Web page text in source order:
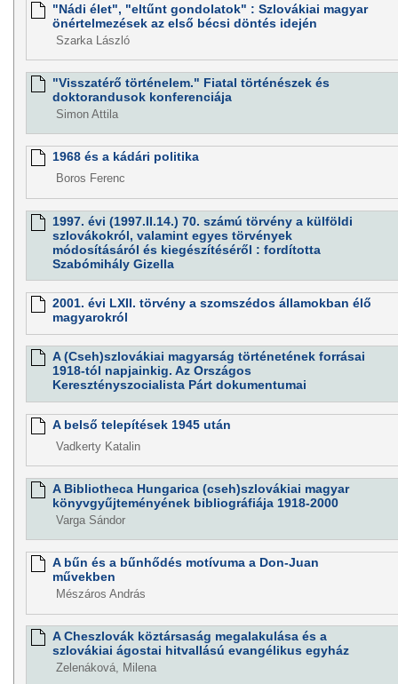
"Nádi élet", "eltűnt gondolatok" : Szlovákiai magyar
önértelmezések az első bécsi döntés idején
Szarka László
"Visszatérő történelem." Fiatal történészek és
doktorandusok konferenciája
Simon Attila
1968 és a kádári politika
Boros Ferenc
1997. évi (1997.II.14.) 70. számú törvény a külföldi
szlovákokról, valamint egyes törvények
módosításáról és kiegészítéséről : fordította
Szabómihály Gizella
2001. évi LXII. törvény a szomszédos államokban élő
magyarokról
A (Cseh)szlovákiai magyarság történetének forrásai
1918-tól napjainkig. Az Országos
Keresztényszocialista Párt dokumentumai
A belső telepítések 1945 után
Vadkerty Katalin
A Bibliotheca Hungarica (cseh)szlovákiai magyar
könyvgyűjteményének bibliográfiája 1918-2000
Varga Sándor
A bűn és a bűnhődés motívuma a Don-Juan
művekben
Mészáros András
A Cheszlovák köztársaság megalakulása és a
szlovákiai ágostai hitvallású evangélikus egyház
Zelenáková, Milena